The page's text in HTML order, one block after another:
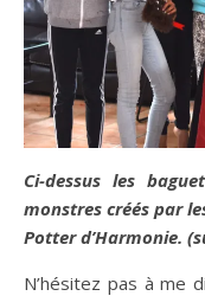
Ci-dessus les
monstres créés par
Potter d’Harmonie.
N’hésitez pas à me